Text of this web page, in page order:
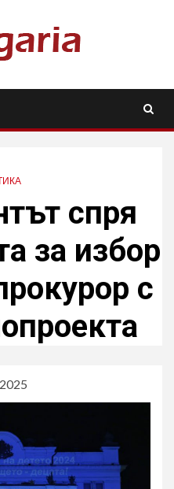
спря
за избор
с